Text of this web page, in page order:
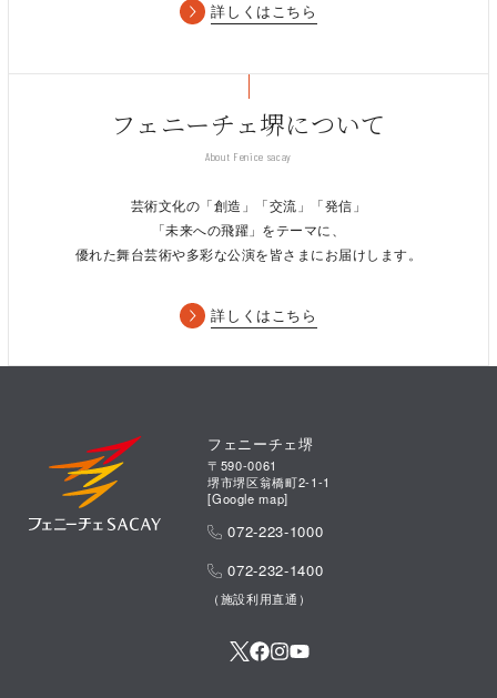
詳しくはこちら
フェニーチェ堺について
About Fenice sacay
芸術文化の「創造」「交流」「発信」
「未来への飛躍」をテーマに、
優れた舞台芸術や多彩な公演を皆さまにお届けします。
詳しくはこちら
フェニーチェ堺
〒590-0061
堺市堺区翁橋町2-1-1
[Google map]
072-223-1000
072-232-1400
（施設利用直通）